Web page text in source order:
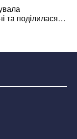
та поділилася